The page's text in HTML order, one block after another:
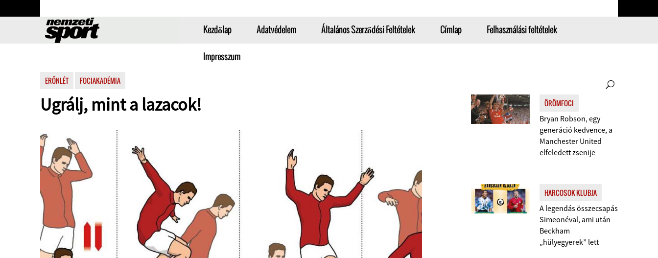
Kezdőlap Adatvédelem Általános Szerződési Feltételek Címlap Felhasználási feltételek
Impresszum
ERŐNLÉT FOCIAKADÉMIA
Ugrálj, mint a lazacok! ÖRÖMFOCI
Bryan Robson, egy
generáció kedvence, a
Manchester United
elfeledett zsenije
HARCOSOK KLUBJA
A legendás összecsapás
Simeonéval, ami után
Beckham
„hülyegyerek” lett